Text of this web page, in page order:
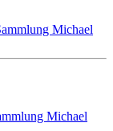
Michael
Michael